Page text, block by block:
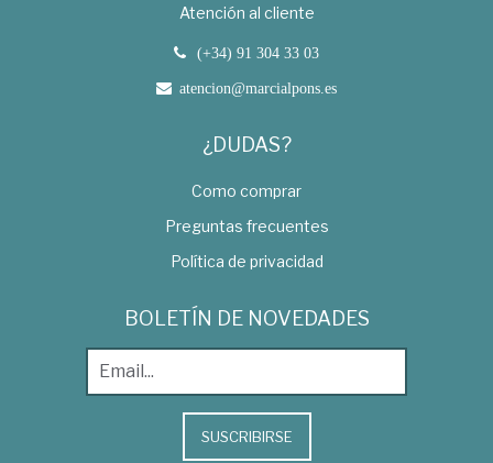
Atención al cliente
(+34) 91 304 33 03
atencion@marcialpons.es
¿DUDAS?
Como comprar
Preguntas frecuentes
Política de privacidad
BOLETÍN DE NOVEDADES
SUSCRIBIRSE